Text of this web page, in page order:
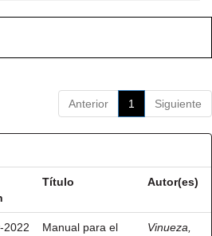
Anterior 1 Siguiente
Título Autor(es)
2022
Manual para el
Vinueza,